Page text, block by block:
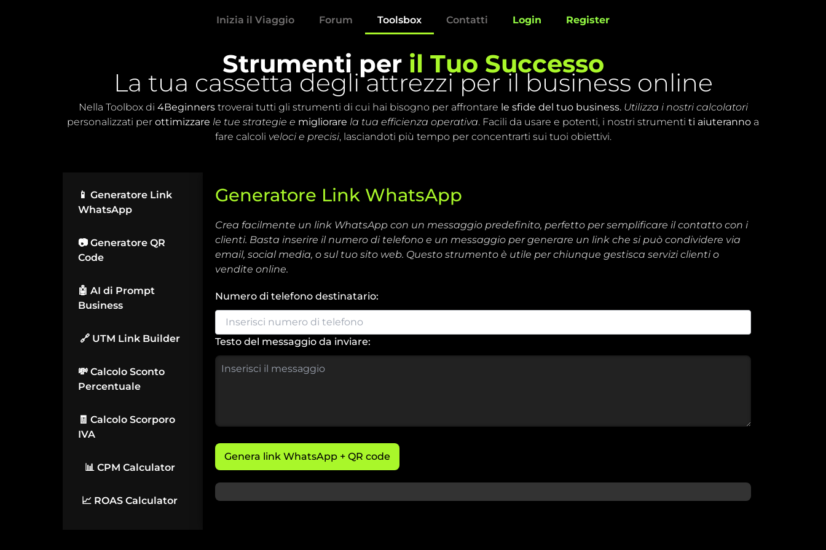
Inizia il Viaggio Forum Toolsbox Contatti Login Register
Strumenti per il Tuo Successo
La tua cassetta degli attrezzi per il business online
Nella Toolbox di 4Beginners troverai tutti gli strumenti di cui hai bisogno per affrontare le sfide del tuo business. Utilizza i nostri calcolatori
personalizzati per ottimizzare le tue strategie e migliorare la tua efficienza operativa. Facili da usare e potenti, i nostri strumenti ti aiuteranno a
fare calcoli veloci e precisi, lasciandoti più tempo per concentrarti sui tuoi obiettivi.
📱 Generatore Link
WhatsApp
📷 Generatore QR
Code
🤖 AI di Prompt
Business
🔗 UTM Link Builder
💸 Calcolo Sconto
Percentuale
🧾 Calcolo Scorporo
IVA
📊 CPM Calculator
📈 ROAS Calculator
Generatore Link WhatsApp
Crea facilmente un link WhatsApp con un messaggio predefinito, perfetto per semplificare il contatto con i
clienti. Basta inserire il numero di telefono e un messaggio per generare un link che si può condividere via
email, social media, o sul tuo sito web. Questo strumento è utile per chiunque gestisca servizi clienti o
vendite online.
Numero di telefono destinatario:
Testo del messaggio da inviare:
Genera link WhatsApp + QR code